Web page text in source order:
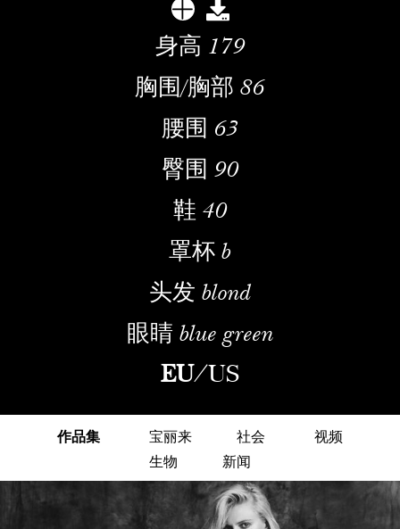
身高 179
胸围/胸部 86
腰围 63
臀围 90
鞋 40
罩杯 b
头发 blond
眼睛 blue green
EU/US
作品集 宝丽来 社会
视频
生物
新闻